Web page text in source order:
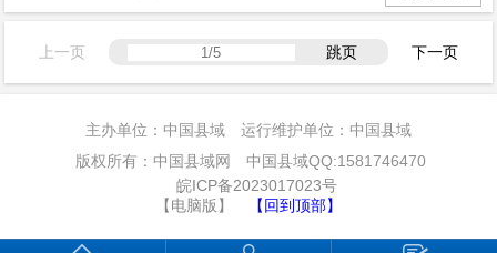
上一页 跳页 下一页
主办单位：中国县域 运行维护单位：中国县域
版权所有：中国县域网 中国县域QQ:1581746470
皖ICP备2023017023号
【电脑版】
【回到顶部】